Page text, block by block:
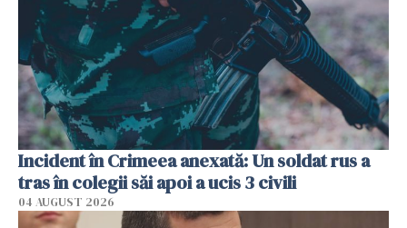
Incident în Crimeea anexată: Un soldat rus a
tras în colegii săi apoi a ucis 3 civili
04 AUGUST 2026